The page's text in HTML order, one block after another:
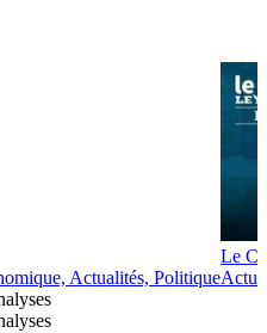
Actualités, Politique
Le